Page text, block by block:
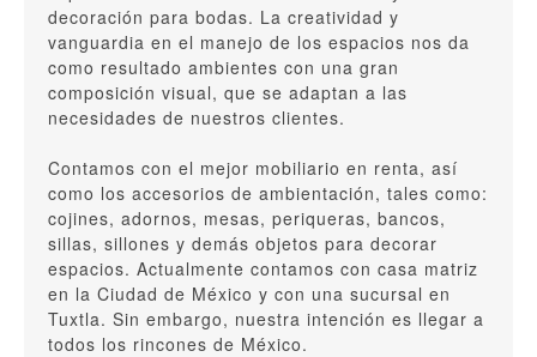
decoración para bodas. La creatividad y
vanguardia en el manejo de los espacios nos da
como resultado ambientes con una gran
composición visual, que se adaptan a las
necesidades de nuestros clientes.
Contamos con el mejor mobiliario en renta, así
como los accesorios de ambientación, tales como:
cojines, adornos, mesas, periqueras, bancos,
sillas, sillones y demás objetos para decorar
espacios. Actualmente contamos con casa matriz
en la Ciudad de México y con una sucursal en
Tuxtla. Sin embargo, nuestra intención es llegar a
todos los rincones de México.